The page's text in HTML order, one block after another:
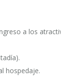
a los
hospedaje.